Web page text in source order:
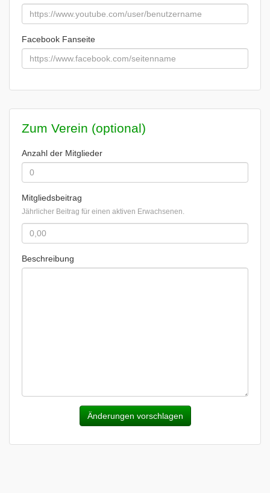
Facebook Fanseite
Zum Verein (optional)
Anzahl der Mitglieder
Mitgliedsbeitrag
Jährlicher Beitrag für einen aktiven Erwachsenen.
Beschreibung
Änderungen vorschlagen